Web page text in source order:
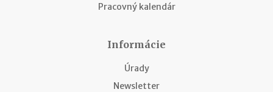
Pracovný kalendár
Informácie
Úrady
Newsletter